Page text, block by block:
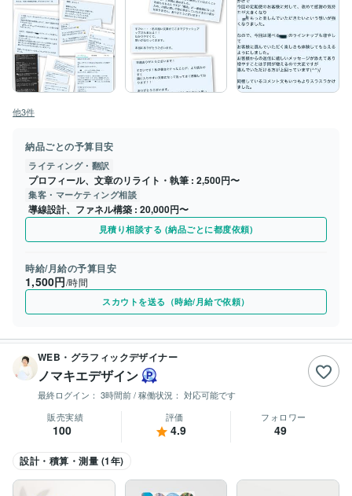
他3件
納品ごとの予算目安
ライティング・翻訳
プロフィール、文章のリライト・執筆 2,500円〜
集客・マーケティング相談
導線設計、ファネル構築 20,000円〜
見積り相談する (納品ごとに都度依頼)
時給/月給の予算目安
1,500円/時間
スカウトを送る（時給/月給で依頼）
WEB・グラフィックデザイナー
ノマキエデザイン
最終ログイン： 3時間前/ 稼働状況： 対応可能です
販売実績
100
評価
4.9
フォロワー
49
設計・積算・測量 (1年)